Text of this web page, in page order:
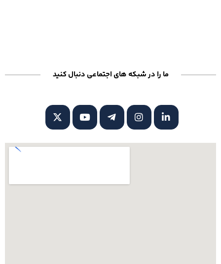
ما را در شبکه های اجتماعی دنبال کنید